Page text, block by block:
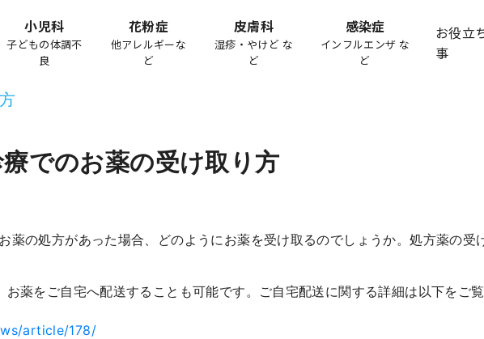
小児科
子どもの体調不
良
花粉症
他アレルギーな
ど
皮膚科
湿疹・やけど な
ど
感染症
インフルエンザ な
ど
お役立
事
でのお薬の受け取り方
薬の処方があった場合、どのようにお薬を受け取るのでしょうか。処方薬の受
お薬をご自宅へ配送することも可能です。ご自宅配送に関する詳細は以下をご
article/178/